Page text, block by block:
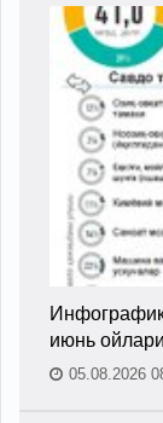
июнь
05.08.2026